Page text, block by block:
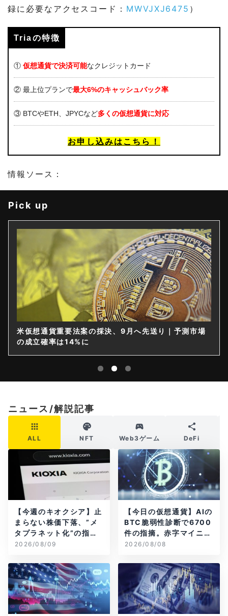
録に必要なアクセスコード： MWVJXJ6475 ）
Triaの特徴
① 仮想通貨で決済可能なクレジットカード
② 最上位プランで最大6%のキャッシュバック率
③ BTCやETH、JPYCなど多くの仮想通貨に対応
お申し込みはこちら！
情報ソース：
Pick up
法案の採決、9月へ先送り｜予測市場
14%に
仮想通貨は購入
ニュース/解説記事
ALL NFT Web3ゲーム DeFi
【今週のキオクシア】止
まらない株価下落、”メ
タプラネット化”の指摘
は本当？
2026/08/09
【今日の仮想通貨】AIの
BTC脆弱性診断で6700
件の指摘。赤字マイニン
グ企業はAIに賭ける
2026/08/08